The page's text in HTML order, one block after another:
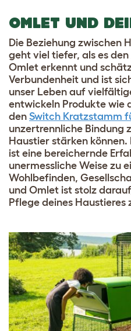
OMLET UND
Die Beziehung zwischen
geht viel tiefer, als es
Omlet erkennt und
Verbundenheit und ist
unser Leben auf
entwickeln Produkte wie
den Switch Kratzstamm
unzertrennliche Bindung
Haustier stärken
ist eine bereichernde
unermessliche Weise zu
Wohlbefinden,
und Omlet ist stolz
Pflege deines Haustieres